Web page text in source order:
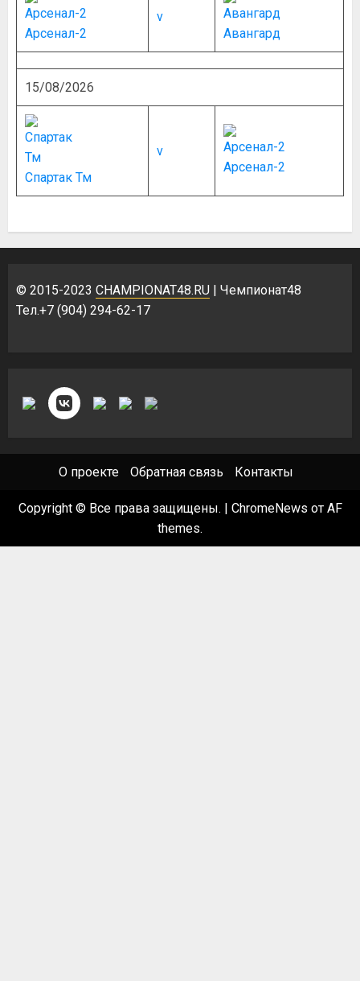
Арсенал-2
v
Авангард
15/08/2026
Спартак Тм
v
Арсенал-2
© 2015-2023 CHAMPIONAT48.RU | Чемпионат48
Тел.+7 (904) 294-62-17
О проекте Обратная связь Контакты
Copyright © Все права защищены. ChromeNews от AF
themes.